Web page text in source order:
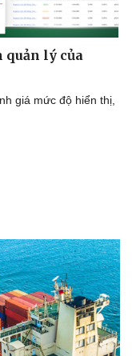
quản lý của
giá mức độ hiển thị,